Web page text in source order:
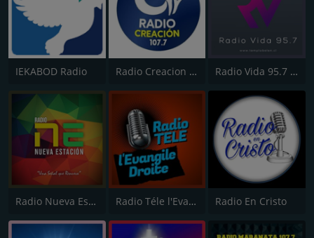
IEKABOD Radio Radio Creacion FM Radio Vida 95.7 Chile
Radio Nueva Estación Radio Téle l'Evangile Droite Radio En Cristo